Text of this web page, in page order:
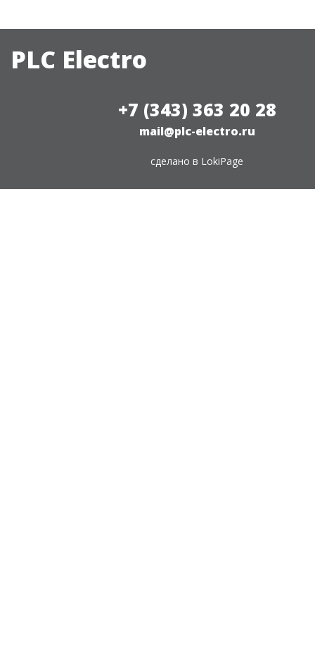
PLC Electro
+7 (343) 363 20 28
mail@plc-electro.ru
сделано в LokiPage